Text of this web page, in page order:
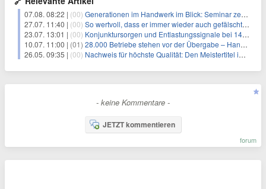
07.08. 08:22 | (00) Generationen im Handwerk im Blick: Seminar zeigt praxisnahe Strategien zur Führung
27.07. 11:40 | (00) So wertvoll, dass er immer wieder auch gefälscht wird: der Meisterbrief im Handwerk
23.07. 13:01 | (00) Konjunktursorgen und Entlastungssignale bei 142. Vollversammlung der Handwerkskammer
10.07. 11:00 | (01) 28.000 Betriebe stehen vor der Übergabe – Handwerk startet neue Unternehmensbörse
26.05. 09:35 | (00) Nachweis für höchste Qualität: Den Meistertitel im Handwerk gibt es nur nach Prüfung
- keine Kommentare -
JETZT kommentieren
forum